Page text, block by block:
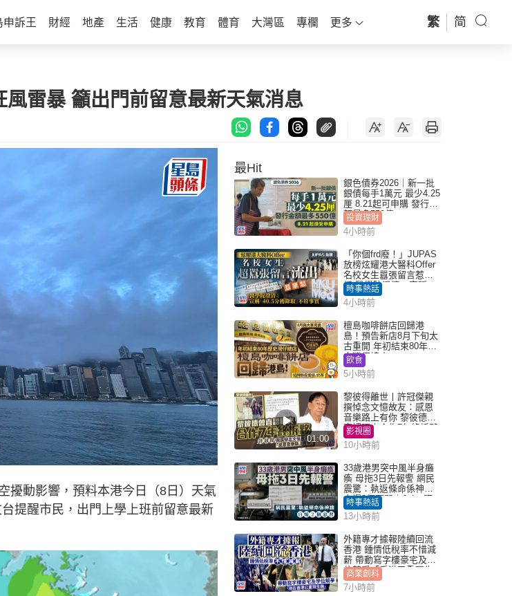
申訴王 財經 地產 生活 健康 教育 體育 大灣區 專欄 更多 繁 简
雷暴 籲出門前留意最新天氣消息
擾動影響，預料本港今日（8日）天氣
提醒市民，出門上學上班前留意最新
最Hit
銀色債券2026｜新一批
銀債每手1萬元 最少4.25
厘 8.21起可申購 發行金
額最多550億
投資理財
4小時前
「你個frd廢！」JUPAS
放榜炫耀港大醫科Offer
名校女生囂張留言惹眾
怒 醫學院澄清：宣稱
「40.5分獲錄取」不符事
實｜Juicy叮
時事熱話
4小時前
檀島咖啡餅店回歸港
島！預告新店8月下旬太
古重開 年初結束80年歷
史灣仔總店
飲食
5小時前
01:00
黎彼得離世丨許冠傑親
撰悼念文憶故友：感恩
音樂路上有你 黎彼德曾
直認唔夾合作7年終拆夥
影視圈
10小時前
33歲港男突中風半身癱
瘓 母拖3日先報警 網民
震驚：執返條命係神蹟
自爆2個惡習｜Juicy叮
時事熱話
13小時前
外籍專才據報陸續回流
香港 鍾情低稅率不惜減
薪 帶動寫字樓豪宅及學
位競爭「香港已重現生
機」
商業創科
7小時前